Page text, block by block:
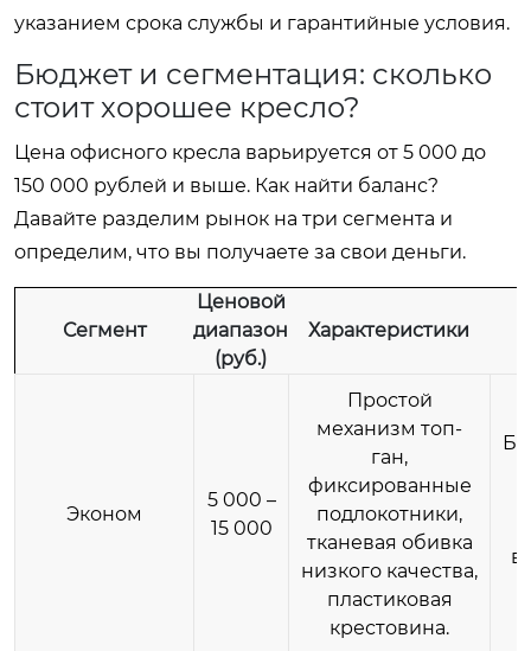
указанием срока службы и гарантийные условия.
Бюджет и сегментация: сколько
стоит хорошее кресло?
Цена офисного кресла варьируется от 5 000 до
150 000 рублей и выше. Как найти баланс?
Давайте разделим рынок на три сегмента и
определим, что вы получаете за свои деньги.
Сегмент
Ценовой
диапазон
(руб.)
Характеристики
Эконом
5 000 –
15 000
Простой
механизм топ-
ган,
фиксированные
подлокотники,
тканевая обивка
низкого качества,
пластиковая
крестовина.